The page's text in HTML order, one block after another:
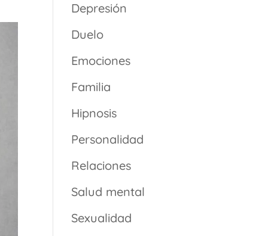
Depresión
Duelo
Emociones
Familia
Hipnosis
Personalidad
Relaciones
Salud mental
Sexualidad